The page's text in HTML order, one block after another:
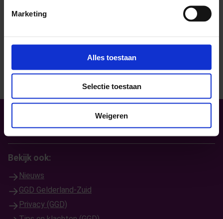
Marketing
Alles toestaan
Selectie toestaan
Weigeren
Contact met SchoolsOUT
Bel met Schoolsout
Bekijk ook:
Nieuws
GGD Gelderland-Zuid
Privacy (GGD)